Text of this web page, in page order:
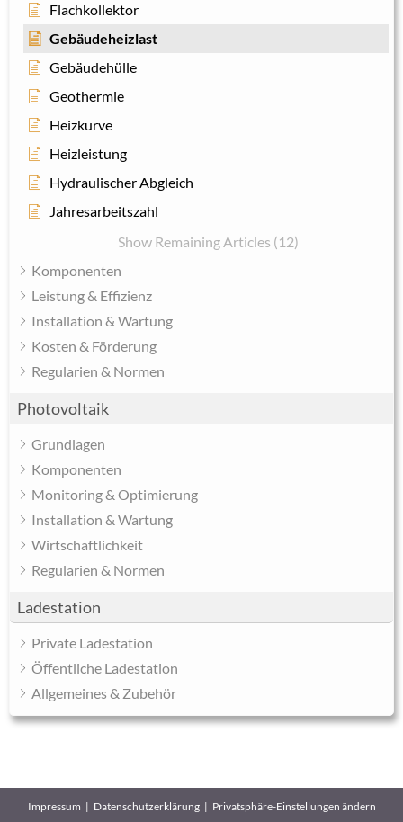
Flachkollektor
Gebäudeheizlast
Gebäudehülle
Geothermie
Heizkurve
Heizleistung
Hydraulischer Abgleich
Jahresarbeitszahl
Show Remaining Articles (12)
Komponenten
Leistung & Effizienz
Installation & Wartung
Kosten & Förderung
Regularien & Normen
Photovoltaik
Grundlagen
Komponenten
Monitoring & Optimierung
Installation & Wartung
Wirtschaftlichkeit
Regularien & Normen
Ladestation
Private Ladestation
Öffentliche Ladestation
Allgemeines & Zubehör
Impressum Datenschutzerklärung Privatsphäre-Einstellungen ändern